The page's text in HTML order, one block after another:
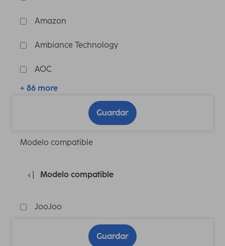
Amazon
Ambiance Technology
AOC
+ 86 more
Guardar
Modelo compatible
Modelo compatible
JooJoo
Guardar